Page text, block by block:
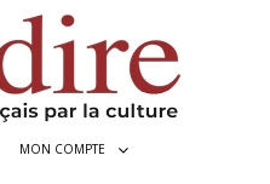
MON COMPTE